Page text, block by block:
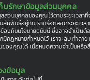
ก็บรักษาข้อมูลส่วนบุคคล
ลส่วนบุคคลของคุณไว้ตามระยะเวลา
สัมพันธ์อยู่กับเราหรือตลอดระยะเวล
องกับนโยบายฉบับนี้ ซึ่งอาจจำเป็นต้
กฎหมายกำหนดไว้ เราจะลบ ทำลาย
ของคุณได้ เมื่อหมดความจำเป็นหรือ
งข้อมูล